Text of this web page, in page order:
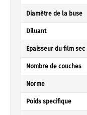
Diamètre de la buse
Diluant
Epaisseur du film sec
Nombre de couches
Norme
Poids specifique